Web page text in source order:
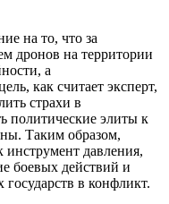
на то, что за
дронов на территории
а
как считает эксперт,
страхи в
политические элиты к
Таким образом,
инструмент давления,
боевых действий и
в конфликт.